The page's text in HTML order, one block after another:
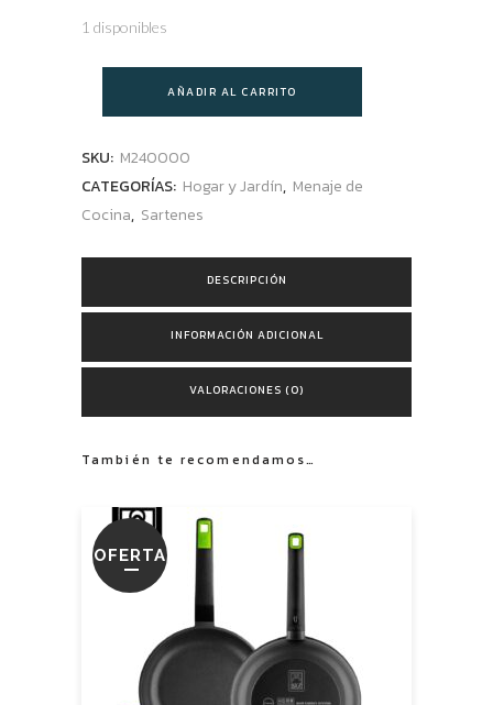
era:
29,95€.27,00€.
1 disponibles
AÑADIR AL CARRITO
SKU: M240000
CATEGORÍAS: Hogar y Jardín, Menaje de
Cocina, Sartenes
DESCRIPCIÓN
INFORMACIÓN ADICIONAL
VALORACIONES (0)
También te recomendamos…
OFERTA